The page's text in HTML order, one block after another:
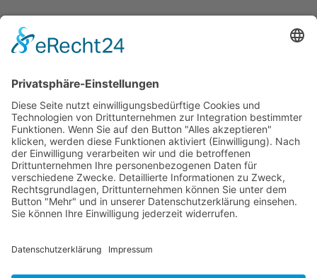
Jetzt teilen
Facebook Twitter
Pinterest WhatsApp Telegram
XING Email